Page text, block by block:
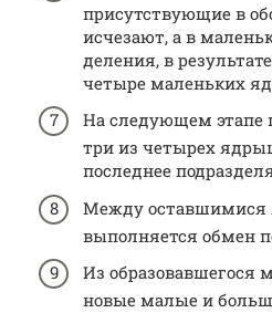
присутствующие в
исчезают, а в
деления, в
четыре маленьких
На следующем этапе
три из четырех
последнее
Между
выполняется обмен
Из образовавшегося
новые малые и